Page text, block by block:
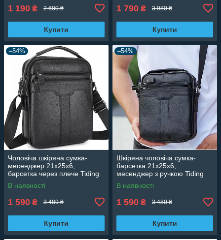
1 190 ₴ 2 680 ₴
Купити
1 790 ₴ 3 980 ₴
Купити
–54%
Чоловіча шкіряна сумка-
месенджер 21х25х6,
барсетка через плече Tiding
Bag A25-3278A Чорна
В наявності
1 590 ₴ 3 489 ₴
Купити
–54%
Шкіряна чоловіча сумка-
барсетка 21х25х6,
месенджер з ручкою Tiding
Bag 73957 чорна
В наявності
1 590 ₴ 3 480 ₴
Купити